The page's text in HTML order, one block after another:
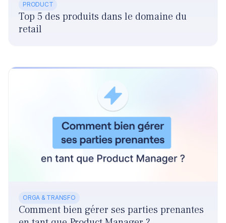
PRODUCT
Top 5 des produits dans le domaine du
retail
ORGA & TRANSFO
Comment bien gérer ses parties prenantes